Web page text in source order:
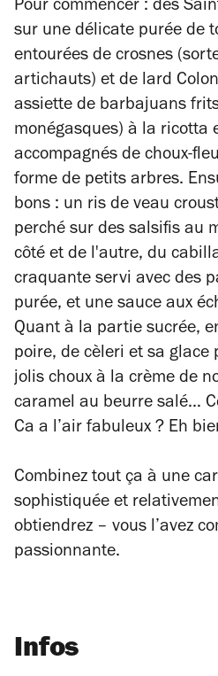
Pour commencer : des
sur une délicate purée de
entourées de crosnes
artichauts) et de lard
assiette de barbajuans
monégasques) à la ricotta
accompagnés de choux-
forme de petits arbres.
bons : un ris de veau
perché sur des salsifis au
côté et de l'autre, du
craquante servi avec des
purée, et une sauce aux
Quant à la partie sucrée,
poire, de cèleri et sa
jolis choux à la crème de
caramel au beurre salé…
Ca a l’air fabuleux ? Eh
Combinez tout ça à une
sophistiquée et
obtiendrez – vous l’avez
passionnante.
Infos